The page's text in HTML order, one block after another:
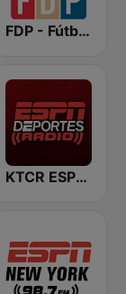
FDP - Fútbol de Primera
KTCR ESPN Deportes Radio